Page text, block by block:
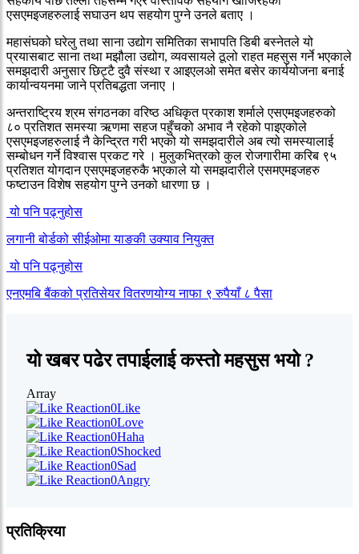
एसएमइजहरुलाई सघाउन थप सहयोग पुग्ने उनले बताए ।
महासंघको घरेलु तथा साना उद्योग समितिका सभापति डिबी बस्नेतले यो
प्रयासबाट साना तथा मझौला उद्योग, व्यवसायले ठूलो राहत महसुस गर्ने भएकाले
समझदारी अनुसार छिट्टै दुवै संस्था र आइएलओ समेत बसेर कार्ययोजना बनाई
कार्यान्वयनमा जाने प्रतिबद्धता जनाए ।
अन्तराष्ट्रिय श्रम संगठनका वरिष्ठ अधिकृत प्रकाश शर्माले एसएमइजहरुको
८० प्रतिशत समस्या ऋणमा सहज पहुँचको अभाव नै रहेको पाइएकोले
एसएमइजहरुलाई नै केन्द्रित गरी भएको यो समझदारीले अब त्यो समस्यालाई
सम्बोधन गर्ने विश्वास प्रकट गरे । मुलुकभित्रको कुल रोजगारीमा करिब ९५
प्रतिशत योगदान एसएमइजहरुकै भएकाले यो समझदारीले एसमएमइजहरु
फष्टाउन विशेष सहयोग पुग्ने उनको धारणा छ ।
यो पनि पढ्नुहोस
लगानी बोर्डको सीईओमा याङकी उक्याव नियुक्त
यो पनि पढ्नुहोस
एनएमबि बैंकको प्रतिसेयर वितरणयोग्य नाफा ९ रुपैयाँ ८ पैसा
यो खबर पढेर तपाईलाई कस्तो महसुस भयो ?
Array
0Like
0Love
0Haha
0Shocked
0Sad
0Angry
प्रतिक्रिया